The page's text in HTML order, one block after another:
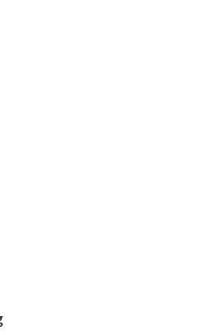
春の山菜を味わおう！味噌
春の気配がすると食べたくなるの
イタリア語で、スパゲッティ、ペ